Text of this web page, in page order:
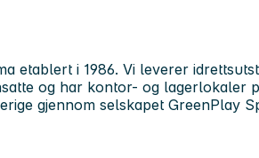
etablert i 1986. Vi leverer
og har kontor- og lagerlokaler
gjennom selskapet GreenPlay